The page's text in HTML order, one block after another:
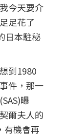
今天要介
足花了
日本駐秘
到1980
件，那一
曝
爾夫人的
有機會再